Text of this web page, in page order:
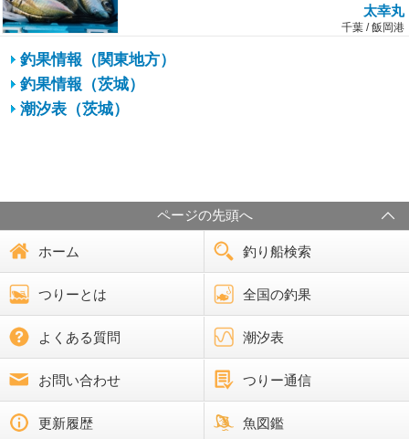
太幸丸
千葉 / 飯岡港
釣果情報（関東地方）
釣果情報（茨城）
潮汐表（茨城）
ページの先頭へ
ホーム 釣り船検索
つりーとは 全国の釣果
よくある質問 潮汐表
お問い合わせ つりー通信
更新履歴 魚図鑑